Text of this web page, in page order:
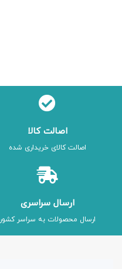
اصالت کالا
اصالت کالای خریداری شده
ارسال سراسری
ارسال محصولات به سراسر کشور